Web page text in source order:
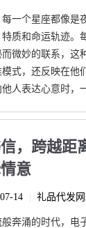
一个星座都像是
质和命运轨迹。
微妙的联系，这
式，还反映在他
他人表达心意时，
，跨越距
意
14 礼品代发网
奔涌的时代，电